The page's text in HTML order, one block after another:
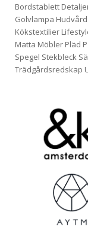
Bordstablett
Golvlampa Hudvård
Kökstextilier
Matta Möbler Pläd
Spegel Stekbleck
Trädgårdsredskap